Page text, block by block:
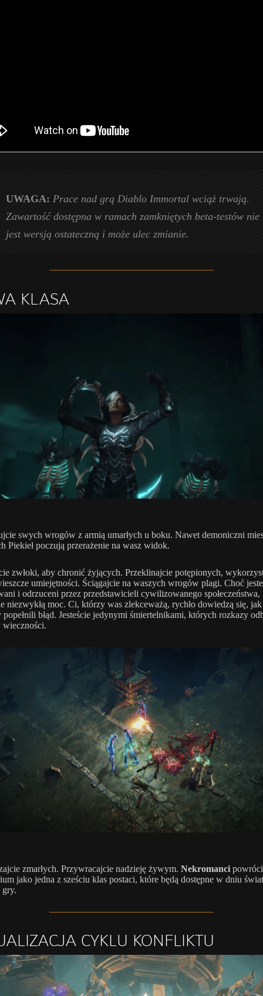
UWAGA: Prace nad grą Diablo Immortal wciąż trwają.
Zawartość dostępna w ramach zamkniętych beta-testów nie
jest wersją ostateczną i może ulec zmianie.
KLASA
swych wrogów z armią umarłych u boku. Nawet demoniczni
Piekieł poczują przerażenie na wasz widok.
zwłoki, aby chronić żyjących. Przeklinajcie potępionych,
umiejętności. Ściągajcie na waszych wrogów plagi. Choć
i odrzuceni przez przedstawicieli cywilizowanego społeczeństwa,
niezwykłą moc. Ci, którzy was zlekceważą, rychło dowiedzą się, jak
błąd. Jesteście jedynymi śmiertelnikami, których rozkazy
wieczności.
zmarłych. Przywracajcie nadzieję żywym. Nekromanci
jako jedna z sześciu klas postaci, które będą dostępne w dniu
gry.
CYKLU KONFLIKTU